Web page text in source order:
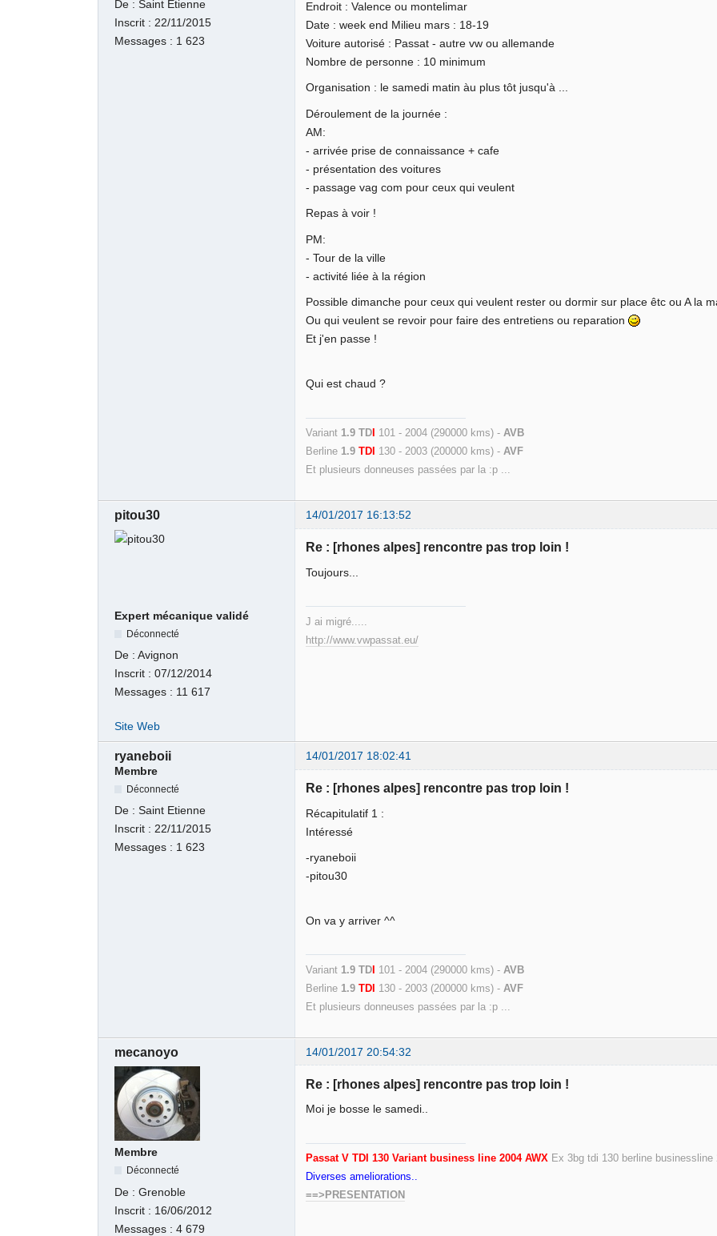
De :Saint Etienne
Inscrit : 22/11/2015
Messages : 1 623
Endroit : Valence ou montelimar
Date : week end Milieu mars : 18-19
Voiture autorisé : Passat - autre vw ou allemande
Nombre de personne : 10 minimum
Organisation : le samedi matin àu plus tôt jusqu'à ...
Déroulement de la journée :
AM:
- arrivée prise de connaissance + cafe
- présentation des voitures
- passage vag com pour ceux qui veulent
Repas à voir !
PM:
- Tour de la ville
- activité liée à la région
Possible dimanche pour ceux qui veulent rester ou dormir sur place êtc ou A la
Ou qui veulent se revoir pour faire des entretiens ou reparation
Et j'en passe !
Qui est chaud ?
Variant 1.9 TD 101 - 2004 (290000 kms) -AVB
Berline 1.9TDI 130 - 2003 (200000 kms) -AVF
Et plusieurs donneuses passées par la :p ...
pitou30 14/01/2017 16:13:52
Expert mécanique validé
Déconnecté
De :Avignon
Inscrit :07/12/2014
Messages : 11 617
Re : [rhones alpes] rencontre pas trop loin !
Toujours...
J ai migré.....
http://www.vwpassat.eu/
Site Web
ryaneboii
14/01/2017 18:02:41
Membre
Déconnecté
De :Saint Etienne
Inscrit :22/11/2015
Messages : 1 623
Re : [rhones alpes] rencontre pas trop loin !
Récapitulatif 1 :
Intéressé
-ryaneboii
-pitou30
On va y arriver ^^
Variant 1.9 TDI 101 - 2004 (290000 kms) - AVB
Berline 1.9TDI 130 - 2003 (200000 kms) - AVF
Et plusieurs donneuses passées par la :p ...
mecanoyo 14/01/2017 20:54:32
Membre
Déconnecté
De :Grenoble
Inscrit : 16/06/2012
Messages :4 679
Re : [rhones alpes] rencontre pas trop loin !
Moi je bosse le samedi..
Passat V TDI 130 Variant business line 2004 AWX Ex 3bg tdi 130 berline businessline
Diverses ameliorations..
==>PRESENTATION